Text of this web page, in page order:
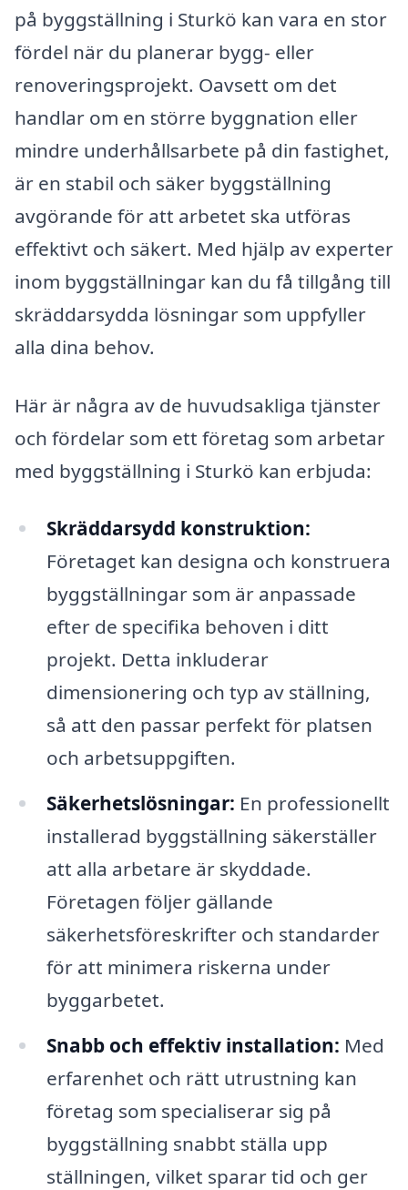
på byggställning i Sturkö kan vara en stor
fördel när du planerar bygg- eller
renoveringsprojekt. Oavsett om det
handlar om en större byggnation eller
mindre underhållsarbete på din fastighet,
är en stabil och säker byggställning
avgörande för att arbetet ska utföras
effektivt och säkert. Med hjälp av experter
inom byggställningar kan du få tillgång till
skräddarsydda lösningar som uppfyller
alla dina behov.
Här är några av de huvudsakliga tjänster
och fördelar som ett företag som arbetar
med byggställning i Sturkö kan erbjuda:
Skräddarsydd konstruktion:
Företaget kan designa och konstruera
byggställningar som är anpassade
efter de specifika behoven i ditt
projekt. Detta inkluderar
dimensionering och typ av ställning,
så att den passar perfekt för platsen
och arbetsuppgiften.
Säkerhetslösningar: En professionellt
installerad byggställning säkerställer
att alla arbetare är skyddade.
Företagen följer gällande
säkerhetsföreskrifter och standarder
för att minimera riskerna under
byggarbetet.
Snabb och effektiv installation: Med
erfarenhet och rätt utrustning kan
företag som specialiserar sig på
byggställning snabbt ställa upp
ställningen, vilket sparar tid och ger